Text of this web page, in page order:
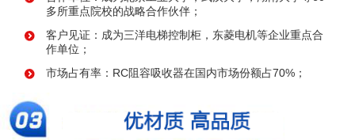
多所重点院校的战略合作伙伴；
客户见证：成为三洋电梯控制柜，东菱电机等企业重点合
作单位；
市场占有率：RC阻容吸收器在国内市场份额占70%；